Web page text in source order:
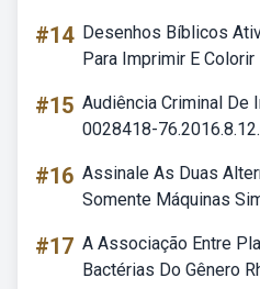
#14 Desenhos Bíblicos
Para Imprimir E Colorir
#15 Audiência Criminal De
0028418-
#16 Assinale As Duas
Somente Máquinas
#17 A Associação Entre
Bactérias Do Gênero